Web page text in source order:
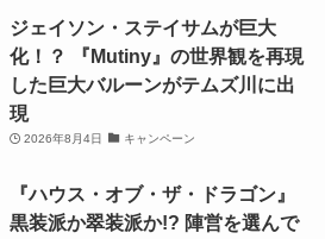
ジェイソン・ステイサムが巨大
化！？ 『Mutiny』の世界観を再現
した巨大バルーンがテムズ川に出
現
2026年8月4日 キャンペーン
『ハウス・オブ・ザ・ドラゴン』
黒装派か翠装派か!? 陣営を選んで